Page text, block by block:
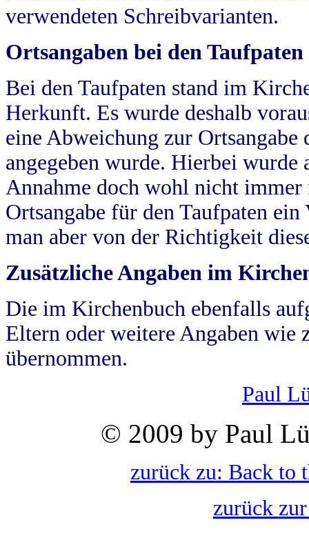
verwendeten Schreibvarianten.
Ortsangaben bei den Taufpaten
Bei den Taufpaten stand im
Herkunft. Es wurde deshalb
eine Abweichung zur
angegeben wurde. Hierbei wurde
Annahme doch wohl nicht
Ortsangabe für den Taufpaten
man aber von der Richtigkeit
Zusätzliche Angaben im
Die im Kirchenbuch ebenfalls
Eltern oder weitere Angaben wie
übernommen.
Paul
© 2009 by Paul
zurück zu: Back to
zurück